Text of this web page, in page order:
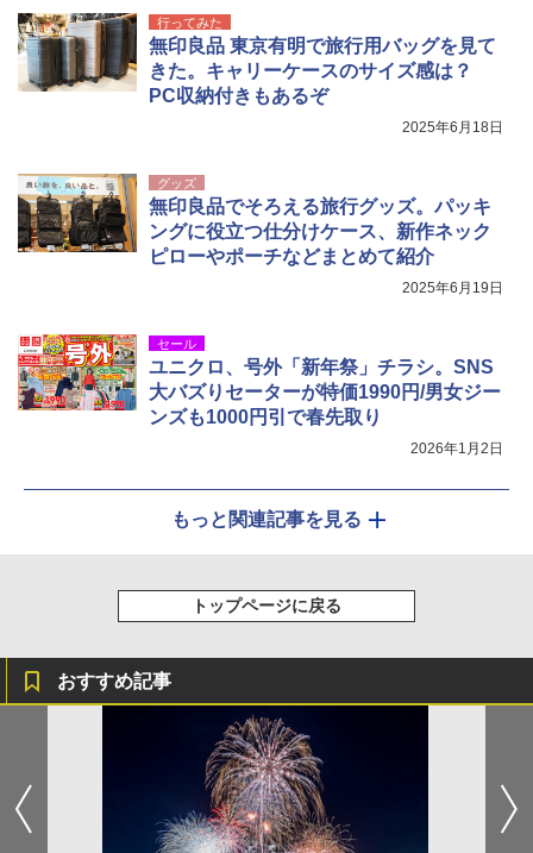
行ってみた
無印良品 東京有明で旅行用バッグを見て
きた。キャリーケースのサイズ感は？
PC収納付きもあるぞ
2025年6月18日
グッズ
無印良品でそろえる旅行グッズ。パッキ
ングに役立つ仕分けケース、新作ネック
ピローやポーチなどまとめて紹介
2025年6月19日
セール
ユニクロ、号外「新年祭」チラシ。SNS
大バズりセーターが特価1990円/男女ジー
ンズも1000円引で春先取り
2026年1月2日
もっと関連記事を見る
トップページに戻る
おすすめ記事